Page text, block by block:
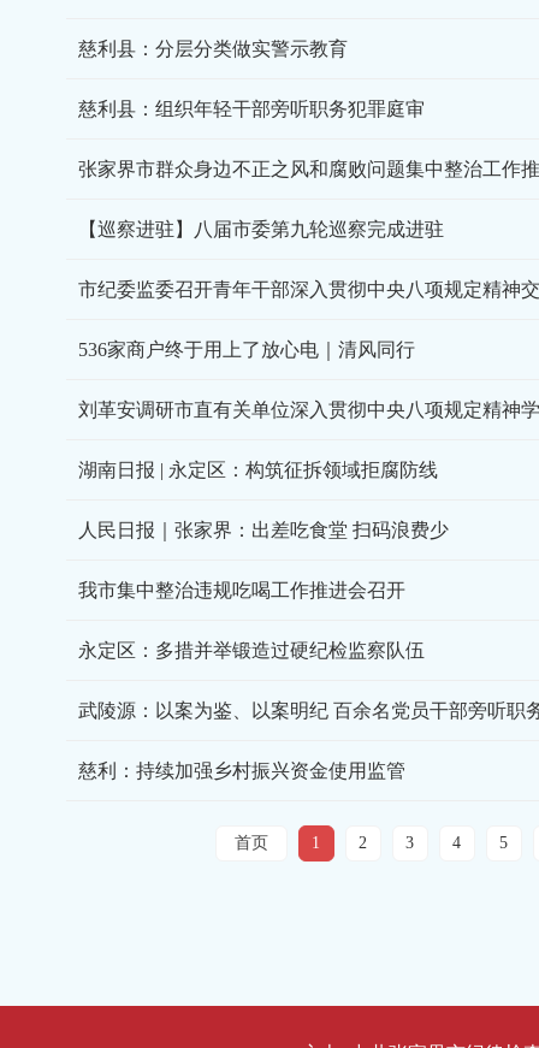
慈利县：分层分类做实警示教育
慈利县：组织年轻干部旁听职务犯罪庭审
张家界市群众身边不正之风和腐败问题集中整治工作
【巡察进驻】八届市委第九轮巡察完成进驻
市纪委监委召开青年干部深入贯彻中央八项规定精神
536家商户终于用上了放心电｜清风同行
刘革安调研市直有关单位深入贯彻中央八项规定精神
湖南日报 | 永定区：构筑征拆领域拒腐防线
人民日报｜张家界：出差吃食堂 扫码浪费少
我市集中整治违规吃喝工作推进会召开
永定区：多措并举锻造过硬纪检监察队伍
武陵源：以案为鉴、以案明纪 百余名党员干部旁听职
慈利：持续加强乡村振兴资金使用监管
首页 1 2 3 4 5